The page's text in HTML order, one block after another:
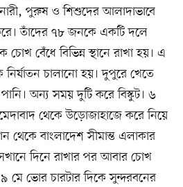
পুরুষ ও শিশুদের আলাদাভাবে
তাঁদের ৭৮ জনকে একটি দলে
বেঁধে বিভিন্ন স্থানে রাখা হয়। এ
চালানো হয়। দুপুরে খেতে
অন্য সময় দুটি করে বিস্কুট। ৬
থেকে উড়োজাহাজে করে নিয়ে
বাংলাদেশ সীমান্ত এলাকার
দিনে রাখার পর আবার চোখ
মে ভোর চারটার দিকে সুন্দরবনের